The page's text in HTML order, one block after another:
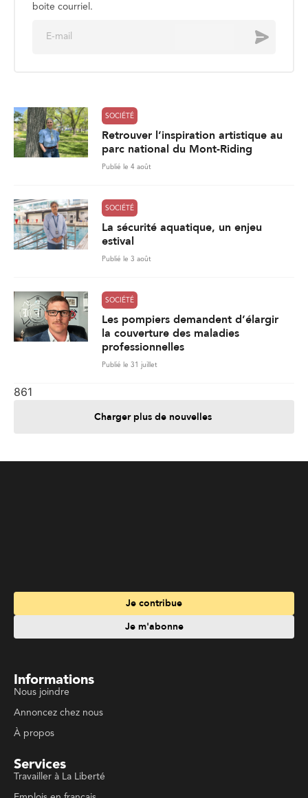
boite courriel.
Envoyer
SOCIÉTÉ
Retrouver l’inspiration artistique au
parc national du Mont-Riding
Publié le 4 août
SOCIÉTÉ
La sécurité aquatique, un enjeu
estival
Publié le 3 août
SOCIÉTÉ
Les pompiers demandent d’élargir
la couverture des maladies
professionnelles
Publié le 31 juillet
861
Charger plus de nouvelles
Informations
Services
Travailler à La Liberté
Emplois en français
Suivez La Liberté